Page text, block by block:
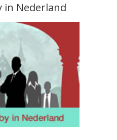
in Nederland